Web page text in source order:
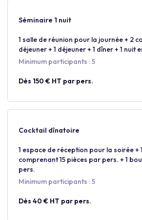
Séminaire 1 nuit
1 salle de réunion pour la journée + 2
déjeuner + 1 déjeuner + 1 dîner + 1 nuit
Minimum participants : 5
Dès 150 € HT par pers.
Cocktail dînatoire
1 espace de réception pour la soirée +
comprenant 15 pièces par pers. + 1
pers.
Minimum participants : 5
Dès 40 € HT par pers.